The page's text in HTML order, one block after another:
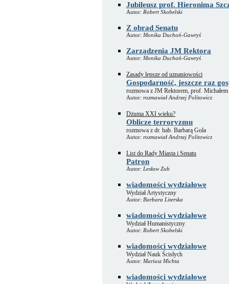
Jubileusz prof. Hieronima
Autor: Robert Skobelski
Z obrad Senatu
Autor: Monika Duchoń-Gawryś
Zarządzenia JM Rektora
Autor: Monika Duchoń-Gawryś
Zasady lepsze od uznaniowości
Gospodarność, jeszcze raz
rozmowa z JM Rektorem, prof.
Autor: rozmawiał Andrzej Politowicz
Dżuma XXI wieku?
Oblicze terroryzmu
rozmowa z dr. hab. Barbarą Gola
Autor: rozmawiał Andrzej Politowicz
List do Rady Miasta i Senatu
Patron
Autor: Lesław Zub
wiadomości wydziałowe
Wydział Artystyczny
Autor: Barbara Literska
wiadomości wydziałowe
Wydział Humanistyczny
Autor: Robert Skobelski
wiadomości wydziałowe
Wydział Nauk Ścisłych
Autor: Mariusz Michta
wiadomości wydziałowe